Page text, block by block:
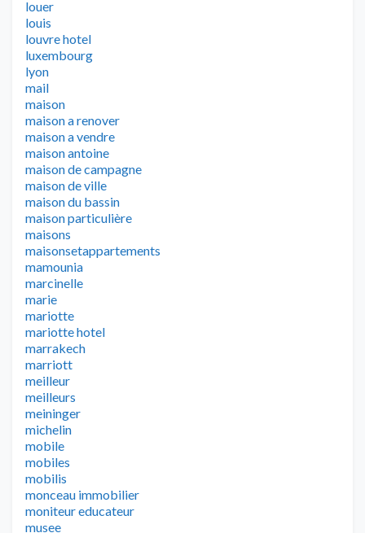
louer
louis
louvre hotel
luxembourg
lyon
mail
maison
maison a renover
maison a vendre
maison antoine
maison de campagne
maison de ville
maison du bassin
maison particulière
maisons
maisonsetappartements
mamounia
marcinelle
marie
mariotte
mariotte hotel
marrakech
marriott
meilleur
meilleurs
meininger
michelin
mobile
mobiles
mobilis
monceau immobilier
moniteur educateur
musee